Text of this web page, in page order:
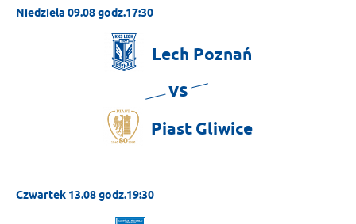
Niedziela 09.08 godz.17:30
Lech Poznań
vs
Piast Gliwice
Czwartek 13.08 godz.19:30